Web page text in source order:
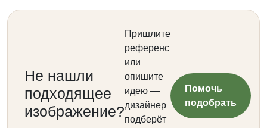
Не нашли
подходящее
изображение?
Пришлите
референс
или
опишите
идею —
дизайнер
подберёт
Помочь
подобрать